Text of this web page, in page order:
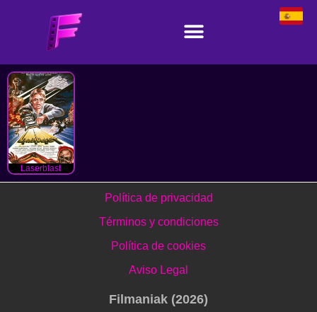
Laserblast
Política de privacidad
Términos y condiciones
Política de cookies
Aviso Legal
Filmaniak (2026)